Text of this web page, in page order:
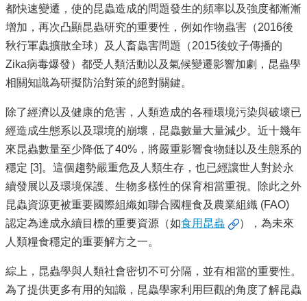
捐
贈
專
區
系
友
會
畢
業
生
職
涯
發
展
蹤
系
主
任
都快速變遷，使的昆蟲造成的問題發生的頻率以及強度都漸漸
增加，再次凸顯昆蟲研究的重要性，例如作物蟲害（2016後
秋行軍蟲擴散全球）及人畜蟲害問題（2015後蚊子傳播的
Zika病毒爆發）都受人類活動以及氣候變遷影響加劇，昆蟲學
相關知識為研擬防治對策的絕對關鍵。
除了經濟以及健康的危害，人類造成的各種環境污染與破壞已
經造成生態系以及環境的崩壞，昆蟲數量大量減少。近十幾年
來昆蟲數量至少降低了40%，將嚴重影響食物鏈以及生態系的
穩定 [3]。這個趨勢嚴重危及人類生存，也已經讓世人對於永
續發展以及環境保護、生物多樣性的保育相當重視。除此之外
昆蟲資源更被重要國際組織如聯合國糧食及農業組織 (FAO)
認定為達成永續目標的重要資源（如食用昆蟲
），為未來
人類糧食穩定的重要解方之一。
綜上，昆蟲學與人類社會密切不可分隔，並有相當的重要性。
為了提供更多有用的知識，昆蟲學家利用巨觀的角度了解昆蟲